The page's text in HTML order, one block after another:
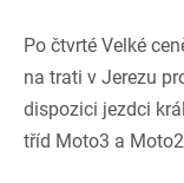
Po čtvrté Velké
na trati v Jerezu
dispozici jezdci
tříd Moto3 a